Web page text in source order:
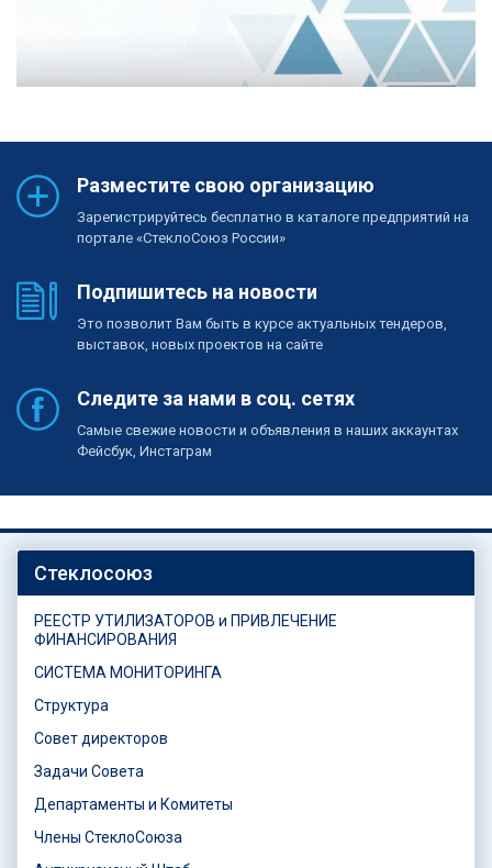
Разместите свою организацию
Зарегистрируйтесь бесплатно в каталоге предприятий на
портале «СтеклоСоюз России»
Подпишитесь на новости
Это позволит Вам быть в курсе актуальных тендеров,
выставок, новых проектов на сайте
Следите за нами в соц. сетях
Самые свежие новости и объявления в наших аккаунтах
Фейсбук, Инстаграм
Стеклосоюз
РЕЕСТР УТИЛИЗАТОРОВ и ПРИВЛЕЧЕНИЕ
ФИНАНСИРОВАНИЯ
СИСТЕМА МОНИТОРИНГА
Структура
Совет директоров
Задачи Совета
Департаменты и Комитеты
Члены СтеклоСоюза